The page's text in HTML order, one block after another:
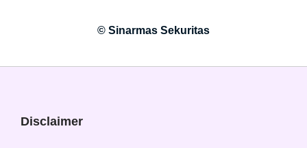
© Sinarmas Sekuritas
Disclaimer